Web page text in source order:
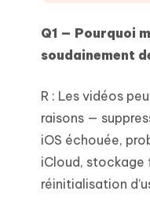
Q1 — Pourquoi
soudainement
R : Les vidéos
raisons —
iOS échouée,
iCloud, stockage
réinitialisation